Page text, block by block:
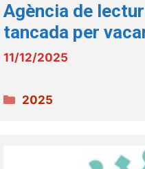
Agència de
tancada per
11/12/2025
Categories
2025